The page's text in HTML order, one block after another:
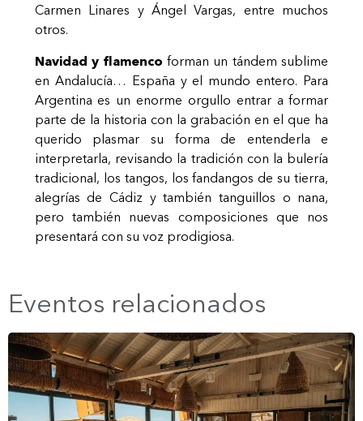
Carmen Linares y Ángel Vargas, entre muchos
otros.
Navidad y flamenco forman un tándem sublime
en Andalucía… España y el mundo entero. Para
Argentina es un enorme orgullo entrar a formar
parte de la historia con la grabación en el que ha
querido plasmar su forma de entenderla e
interpretarla, revisando la tradición con la bulería
tradicional, los tangos, los fandangos de su tierra,
alegrías de Cádiz y también tanguillos o nana,
pero también nuevas composiciones que nos
presentará con su voz prodigiosa.
Eventos relacionados